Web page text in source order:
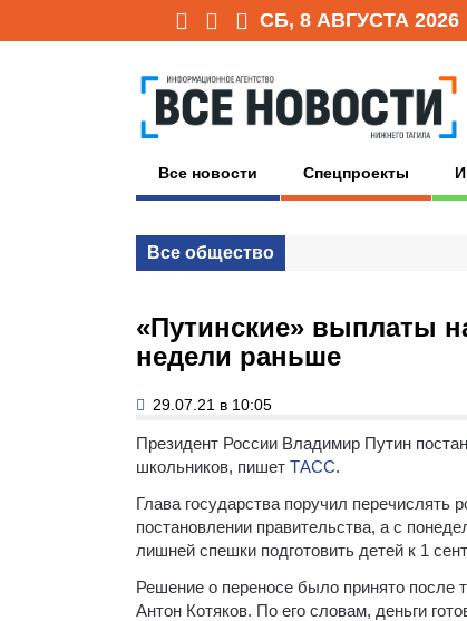
СБ, 8 АВГУСТА 2026
Все новости Спецпроекты
Все общество
«Путинские» выплаты
недели раньше
29.07.21 в 10:05
Президент России Владимир Путин
школьников, пишет ТАСС.
Глава государства поручил перечислять
постановлении правительства, а с
лишней спешки подготовить детей к 1
Решение о переносе было принято после
Антон Котяков. По его словам, деньги